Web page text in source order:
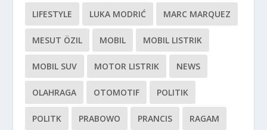
LIFESTYLE LUKA MODRIĆ MARC MARQUEZ
MESUT ÖZIL MOBIL MOBIL LISTRIK
MOBIL SUV MOTOR LISTRIK NEWS
OLAHRAGA OTOMOTIF POLITIK
POLITK PRABOWO PRANCIS RAGAM